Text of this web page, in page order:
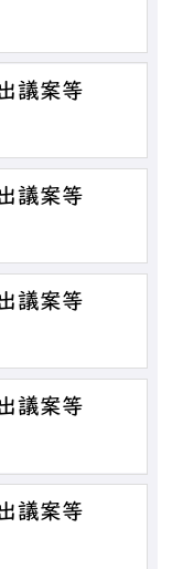
議案等
議案等
議案等
議案等
議案等